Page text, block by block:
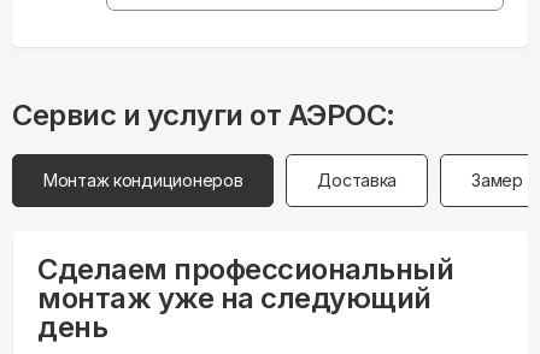
Сервис и услуги от АЭРОС:
Монтаж кондиционеров Доставка Замер
Сделаем профессиональный
монтаж уже на следующий
день